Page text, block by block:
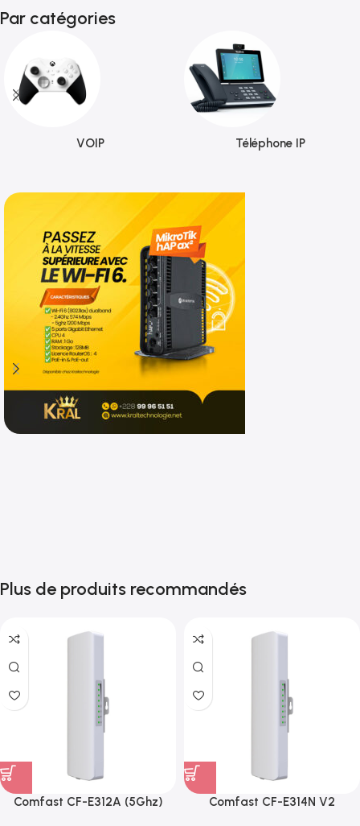
Par catégories
VOIP Téléphone IP
Plus de produits recommandés
Comfast CF-E312A (5Ghz) Comfast CF-E314N V2